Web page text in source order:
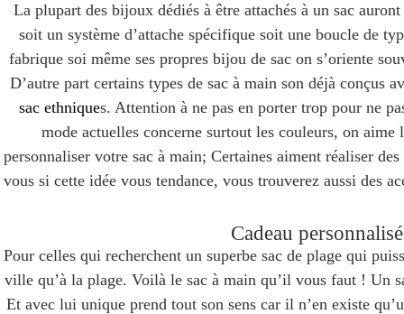
La plupart des bijoux dédiés à être attachés à un sac
soit un système d’attache spécifique soit une boucle de
fabrique soi même ses propres bijou de sac on s’oriente
D’autre part certains types de sac à main son déjà conçus
sac ethniques. Attention à ne pas en porter trop pour ne
mode actuelles concerne surtout les couleurs, on
personnaliser votre sac à main; Certaines aiment réaliser
vous si cette idée vous tendance, vous trouverez aussi des
Cadeau
Pour celles qui recherchent un superbe sac de plage qui
ville qu’à la plage. Voilà le sac à main qu’il vous faut ! Un
Et avec lui unique prend tout son sens car il n’en existe